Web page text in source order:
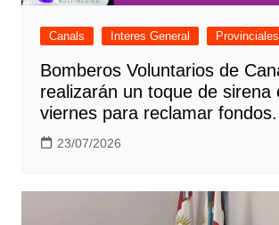
Canals Interes General Provinciales
Bomberos Voluntarios de
realizarán un toque de sirena
viernes para reclamar fondos.
23/07/2026